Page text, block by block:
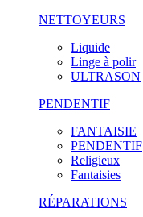
NETTOYEURS
Liquide
Linge à polir
ULTRASON
PENDENTIF
FANTAISIE
PENDENTIF
Religieux
Fantaisies
RÉPARATIONS